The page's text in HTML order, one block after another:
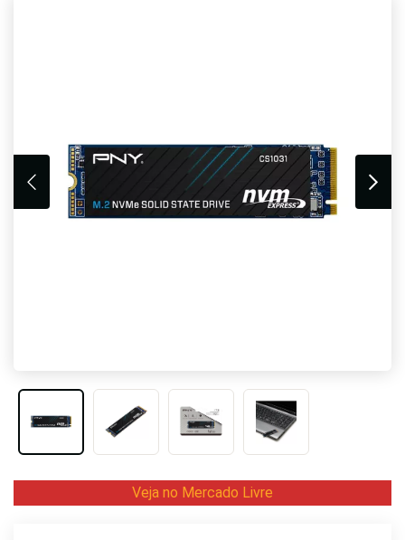
Veja no Mercado Livre